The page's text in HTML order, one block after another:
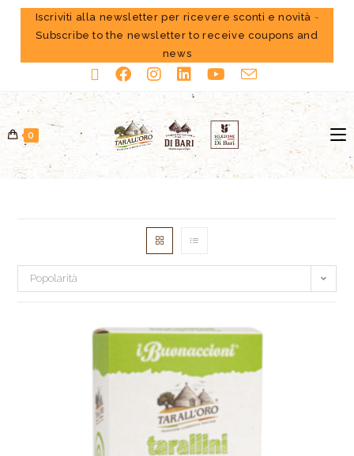
Iscriviti alla newsletter per ricevere sconti e novità -
Subscribe to the newsletter to receive coupons and
news
0
Popolarità